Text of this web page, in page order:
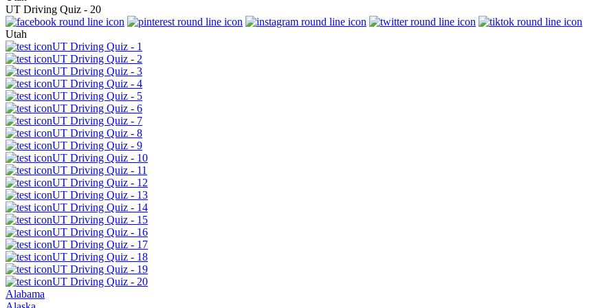
UT Driving Quiz - 20
Utah
UT Driving Quiz - 1
UT Driving Quiz - 2
UT Driving Quiz - 3
UT Driving Quiz - 4
UT Driving Quiz - 5
UT Driving Quiz - 6
UT Driving Quiz - 7
UT Driving Quiz - 8
UT Driving Quiz - 9
UT Driving Quiz - 10
UT Driving Quiz - 11
UT Driving Quiz - 12
UT Driving Quiz - 13
UT Driving Quiz - 14
UT Driving Quiz - 15
UT Driving Quiz - 16
UT Driving Quiz - 17
UT Driving Quiz - 18
UT Driving Quiz - 19
UT Driving Quiz - 20
Alabama